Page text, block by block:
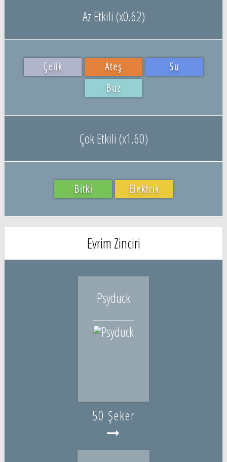
Az Etkili (x0.62)
Çelik Ateş
Su
Buz
Çok Etkili (x1.60)
Bitki Elektrik
Evrim Zinciri
Psyduck
50 Şeker